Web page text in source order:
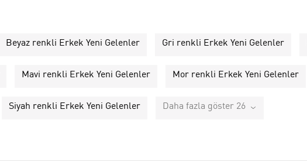
Beyaz renkli Erkek Yeni Gelenler Gri renkli Erkek Yeni Gelenler
Mavi renkli Erkek Yeni Gelenler Mor renkli Erkek Yeni Gelenler
Siyah renkli Erkek Yeni Gelenler Daha fazla göster 26